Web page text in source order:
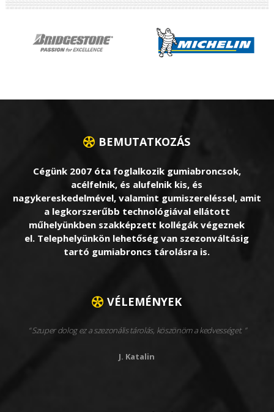
BEMUTATKOZÁS
Cégünk 2007 óta foglalkozik gumiabroncsok,
acélfelnik, és alufelnik kis, és
nagykereskedelmével, valamint gumiszereléssel, amit
a legkorszerűbb technológiával ellátott
műhelyünkben szakképzett kollégák végeznek
el. Telephelyünkön lehetőség van szezonváltásig
tartó gumiabroncs tárolásra is.
VÉLEMÉNYEK
Szuper dolog ez a szezonális tárolás, köszönöm a kedvességet.
J. Katalin